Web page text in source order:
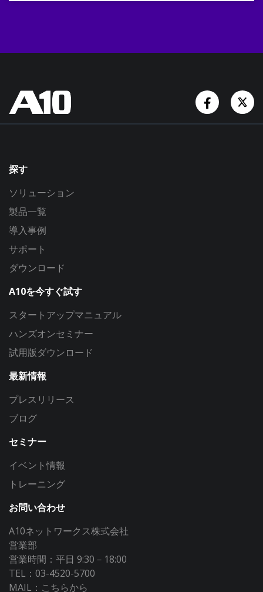
探す
ソリューション
製品一覧
導入事例
サポート
ダウンロード
A10を今すぐ試す
スタートアップマニュアル
ハンズオンセミナー
試用版ダウンロード
最新情報
プレスリリース
ブログ
セミナー
イベント情報
トレーニング
お問い合わせ
A10ネットワークス株式会社
営業部
営業時間：平日 9:30－18:00
TEL：03-4520-5700
MAIL： こちらから